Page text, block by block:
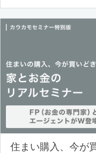
住まい購入、今が